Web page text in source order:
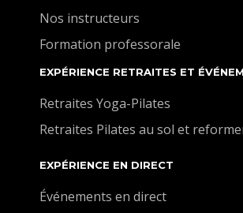
Nos instructeurs
Formation professorale
EXPÉRIENCE RETRAITES ET
Retraites Yoga-Pilates
Retraites Pilates au sol et
EXPÉRIENCE EN DIRECT
Événements en direct